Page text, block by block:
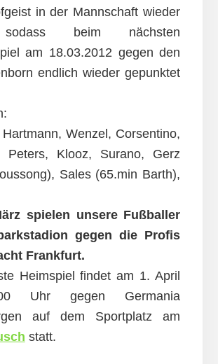
in der Mannschaft wieder
beim nächsten
am 18.03.2012 gegen den
endlich wieder gepunktet
Wenzel, Corsentino,
Peters, Klooz, Surano, Gerz
Sales (65.min Barth),
spielen unsere Fußballer
gegen die Profis
Frankfurt.
Heimspiel findet am 1. April
Uhr gegen Germania
auf dem Sportplatz am
statt.